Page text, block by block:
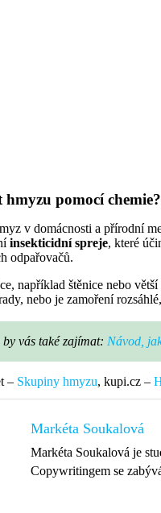
hmyzu pomocí chemie?
v domácnosti a přírodní
insekticidní spreje, které
odpařovačů.
například štěnice nebo
nebo je zamoření
vás také zajímat: Návod,
– Skupiny hmyzu, kupi.cz –
Markéta Soukalová
Markéta Soukalová je
Copywritingem se